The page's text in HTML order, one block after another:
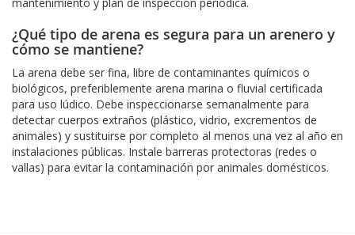
¿Qué tipo de arena es segura para un arenero y
cómo se mantiene?
La arena debe ser fina, libre de contaminantes químicos o
biológicos, preferiblemente arena marina o fluvial certificada
para uso lúdico. Debe inspeccionarse semanalmente para
detectar cuerpos extraños (plástico, vidrio, excrementos de
animales) y sustituirse por completo al menos una vez al año en
instalaciones públicas. Instale barreras protectoras (redes o
vallas) para evitar la contaminación por animales domésticos.